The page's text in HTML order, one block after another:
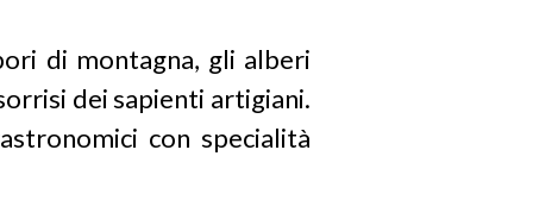
di montagna, gli alberi
dei sapienti artigiani.
con specialità